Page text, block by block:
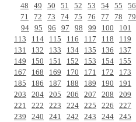
48
49 50 51 52 53 54 55 56
71
72 73 74 75 76 77 78 79
94 95 96 97 98 99 100 101
113
114 115 116 117 118 119
131
132 133 134 135 136 137
149
150 151 152 153 154 155
167
168 169 170 171 172 173
185
186 187 188 189 190 191
203
204 205 206 207 208 209
221
222 223 224 225 226 227
239
240 241 242 243 244 245